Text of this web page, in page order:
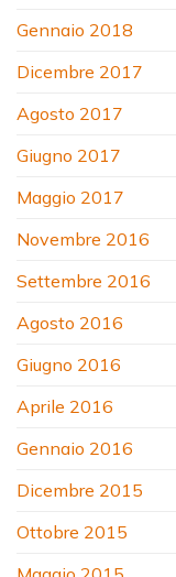
Gennaio 2018
Dicembre 2017
Agosto 2017
Giugno 2017
Maggio 2017
Novembre 2016
Settembre 2016
Agosto 2016
Giugno 2016
Aprile 2016
Gennaio 2016
Dicembre 2015
Ottobre 2015